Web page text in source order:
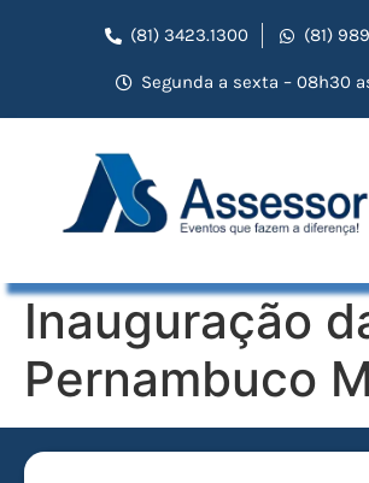
(81) 3423.1300 (81)
Segunda a sexta – 08h30
Inauguração
Pernambuco